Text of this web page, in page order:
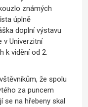
známých
úplně
doplní výstavu
v Univerzitní
k vidění od 2.
že spolu
za puncem
se na hřebeny skal